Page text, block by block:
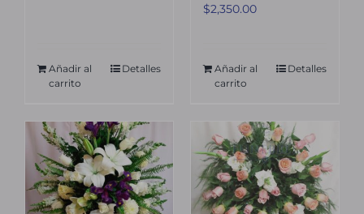
Añadir al
carrito
Detalles
$2,350.00
Añadir al
carrito
Detalles